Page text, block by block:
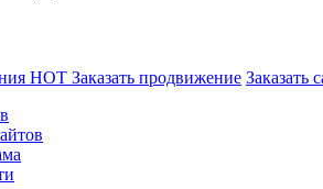
HOT Заказать продвижение Заказать